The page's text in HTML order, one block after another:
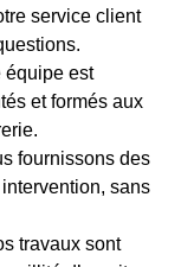
service client
équipe est
et formés aux
fournissons des
sans
travaux sont